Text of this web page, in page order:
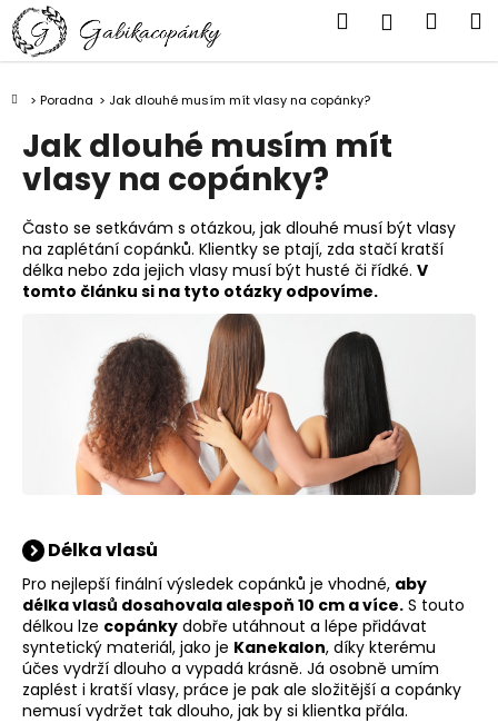
Přejít
na
obsah
Hledat
košík
Domů
Poradna Jak dlouhé musím mít vlasy na copánky?
Jak dlouhé musím mít
vlasy na copánky?
Často se setkávám s otázkou, jak dlouhé musí být vlasy
na zaplétání copánků. Klientky se ptají, zda stačí kratší
délka nebo zda jejich vlasy musí být husté či řídké. V
tomto článku si na tyto otázky odpovíme.
Délka vlasů
Pro nejlepší finální výsledek copánků je vhodné, aby
délka vlasů dosahovala alespoň 10 cm a více. S touto
délkou lze copánky dobře utáhnout a lépe přidávat
syntetický materiál, jako je Kanekalon, díky kterému
účes vydrží dlouho a vypadá krásně. Já osobně umím
zaplést i kratší vlasy, práce je pak ale složitější a copánky
nemusí vydržet tak dlouho, jak by si klientka přála.
K
o
š Zpět
Zpět
o
p
t
ř
e
j
í
t
?